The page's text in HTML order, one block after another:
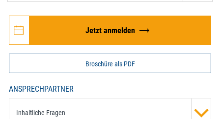
Jetzt anmelden
Broschüre als PDF
ANSPRECHPARTNER
Inhaltliche Fragen